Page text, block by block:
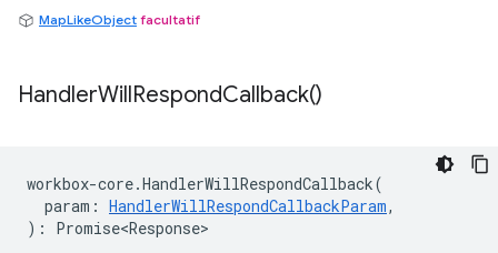
MapLikeObject facultatif
HandlerWillRespondCallback()
workbox-core.HandlerWillRespondCallback(
param : HandlerWillRespondCallbackParam,
) : Promise<Response>